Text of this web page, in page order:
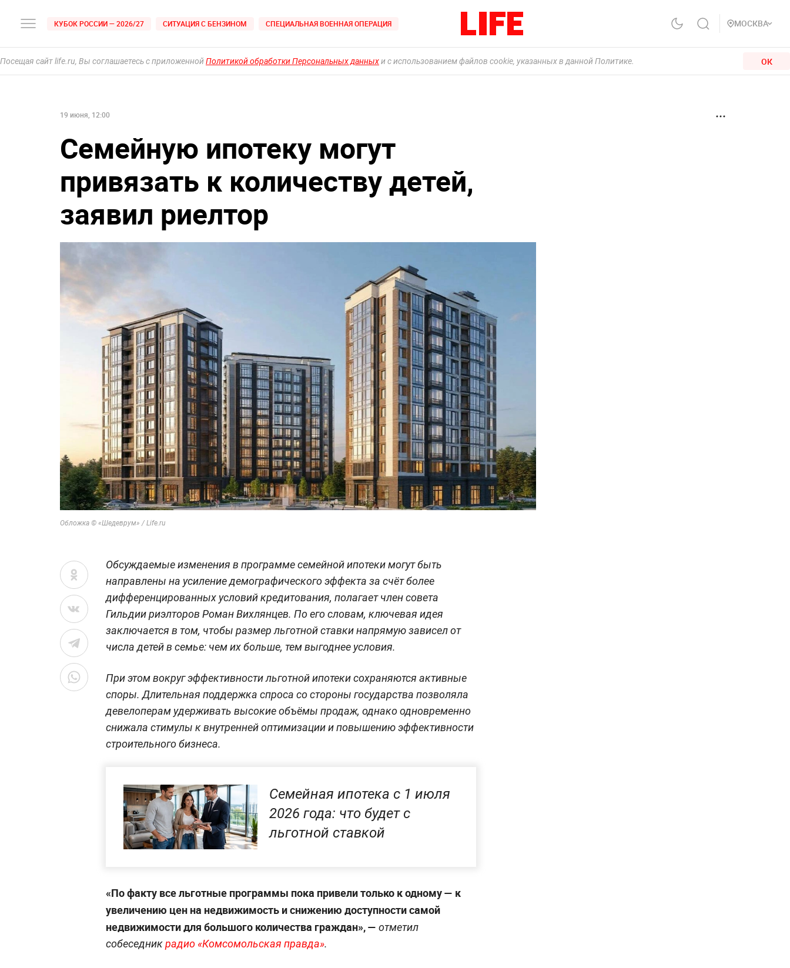
КУБОК РОССИИ — 2026/27 СИТУАЦИЯ С БЕНЗИНОМ СПЕЦИАЛЬНАЯ ВОЕННАЯ ОПЕРАЦИЯ МОСКВА
Посещая сайт life.ru, Вы соглашаетесь с приложеннойПолитикой обработки Персональных данныхи с использованием файлов cookie, указанных в данной Политике. ОК
19 июня, 12:00
Семейную ипотеку могут
привязать к количеству детей,
заявил риелтор
Обложка © «Шедеврум» / Life.ru
Обсуждаемые изменения в программе семейной ипотеки могут быть
направлены на усиление демографического эффекта за счёт более
дифференцированных условий кредитования, полагает член совета
Гильдии риэлторов Роман Вихлянцев. По его словам, ключевая идея
заключается в том, чтобы размер льготной ставки напрямую зависел от
числа детей в семье: чем их больше, тем выгоднее условия.
При этом вокруг эффективности льготной ипотеки сохраняются активные
споры. Длительная поддержка спроса со стороны государства позволяла
девелоперам удерживать высокие объёмы продаж, однако одновременно
снижала стимулы к внутренней оптимизации и повышению эффективности
строительного бизнеса.
Семейная ипотека с 1 июля
2026 года: что будет с
льготной ставкой
«По факту все льготные программы пока привели только к одному — к
увеличению цен на недвижимость и снижению доступности самой
недвижимости для большого количества граждан», — отметил
собеседникрадио «Комсомольская правда».